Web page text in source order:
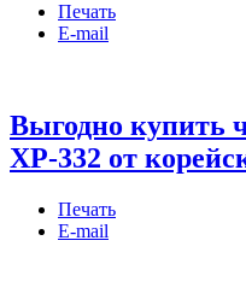
Печать
E-mail
Выгодно купить
XP-332 от
Печать
E-mail